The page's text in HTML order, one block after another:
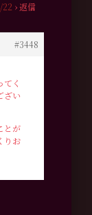
22 ›返信
#3448
く
ざい
とが
りお